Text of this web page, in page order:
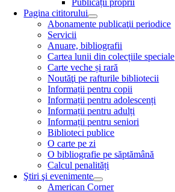
Publicații proprii
Pagina cititorului
Abonamente publicaţii periodice
Servicii
Anuare, bibliografii
Cartea lunii din colecțiile speciale
Carte veche și rară
Noutăţi pe rafturile bibliotecii
Informații pentru copii
Informații pentru adolescenți
Informații pentru adulți
Informații pentru seniori
Biblioteci publice
O carte pe zi
O bibliografie pe săptămână
Calcul penalități
Ştiri şi evenimente
American Corner